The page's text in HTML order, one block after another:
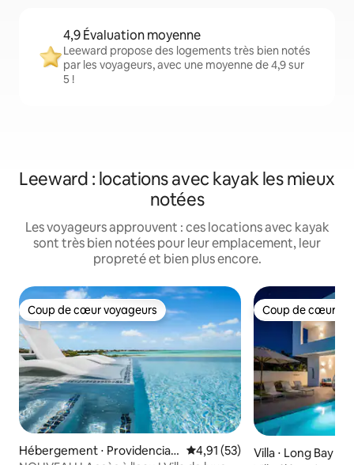
4,9 Évaluation moyenne
Leeward propose des logements très bien notés
par les voyageurs, avec une moyenne de 4,9 sur
5 !
Leeward : locations avec kayak les mieux
notées
Les voyageurs approuvent : ces locations avec kayak
sont très bien notées pour leur emplacement, leur
propreté et bien plus encore.
Coup de cœur voyageurs
Coup de cœur voyageurs
Hébergement ⋅ Providenciale Évaluation moyenne sur la
4,91 (53)
Coup de cœur
Coup de cœur
Villa ⋅ Long Bay